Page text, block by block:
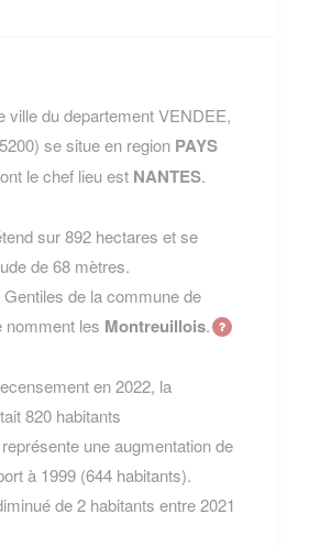
ville du departement VENDEE,
se situe en region PAYS
le chef lieu est NANTES.
sur 892 hectares et se
de 68 mètres.
de la commune de
les Montreuillois.
en 2022, la
820 habitants
une augmentation de
à 1999 (644 habitants).
de 2 habitants entre 2021